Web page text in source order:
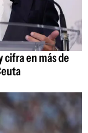
cifra en más de